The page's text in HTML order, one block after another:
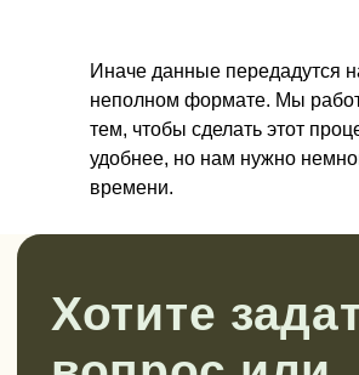
Иначе данные передадутся
неполном формате. Мы
тем, чтобы сделать этот
удобнее, но нам нужно
времени.
Подписывайтесь!
Рассказываем про развитие детей
сложные темы воспитания детей. Все,
Заходите и подписывайтесь, чтобы
Все анонсы походов публикуем в
наших каналах.